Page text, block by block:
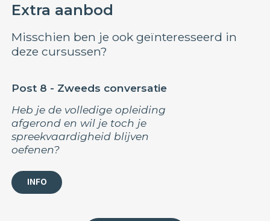
Extra aanbod
Misschien ben je ook geïnteresseerd in
deze cursussen?
Post 8 - Zweeds conversatie
Heb je de volledige opleiding
afgerond en wil je toch je
spreekvaardigheid blijven
oefenen?
INFO